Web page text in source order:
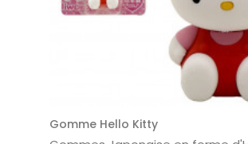
Gomme Hello Kitty